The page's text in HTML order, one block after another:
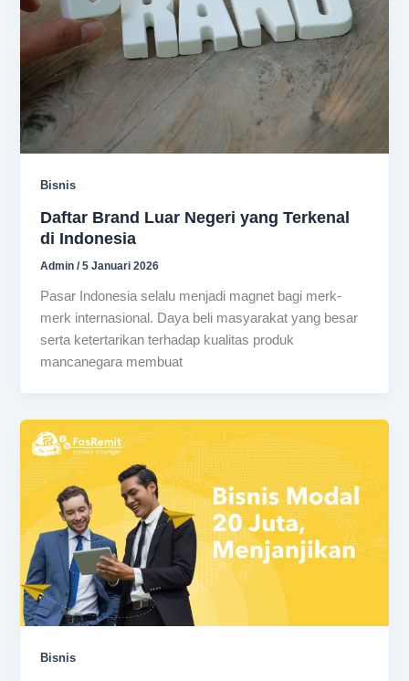
Bisnis
Daftar Brand Luar Negeri yang Terkenal
di Indonesia
Admin/5 Januari 2026
Pasar Indonesia selalu menjadi magnet bagi merk-
merk internasional. Daya beli masyarakat yang besar
serta ketertarikan terhadap kualitas produk
mancanegara membuat
Bisnis